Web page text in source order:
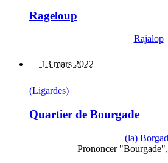
Rageloup
Rajalop
13 mars 2022
(Ligardes)
Quartier de Bourgade
(la)
Prononcer